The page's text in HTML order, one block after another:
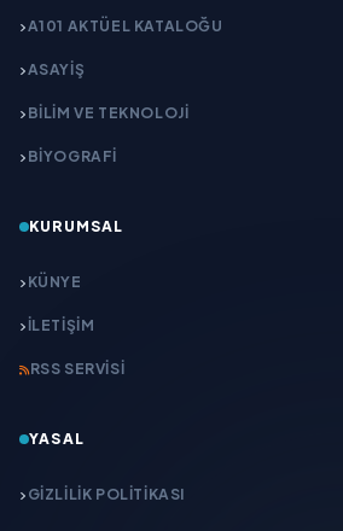
A101 AKTÜEL KATALOĞU
ASAYİŞ
BİLİM VE TEKNOLOJİ
BİYOGRAFİ
KURUMSAL
KÜNYE
İLETIŞIM
RSS SERVISI
YASAL
GIZLILIK POLITIKASI